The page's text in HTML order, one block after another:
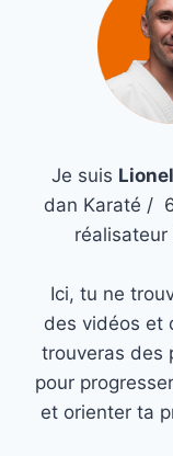
Je suis
dan Karaté /
Ici, tu ne
des vidéos et
trouveras des
pour
et orienter ta